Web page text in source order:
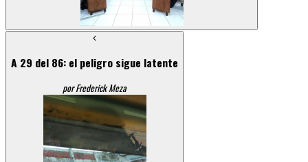
A 29 del 86: el peligro sigue latente
por Frederick Meza